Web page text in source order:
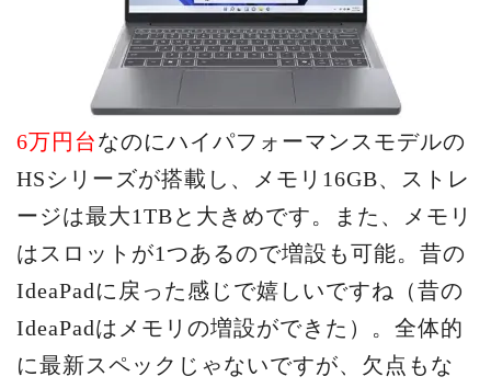
6万円台なのにハイパフォーマンスモデルの
HSシリーズが搭載し、メモリ16GB、ストレ
ージは最大1TBと大きめです。また、メモリ
はスロットが1つあるので増設も可能。昔の
IdeaPadに戻った感じで嬉しいですね（昔の
IdeaPadはメモリの増設ができた）。全体的
に最新スペックじゃないですが、欠点もな